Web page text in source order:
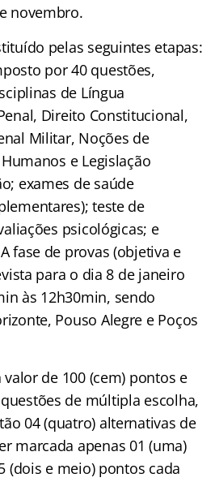
novembro.
pelas seguintes etapas:
por 40 questões,
de Língua
Direito Constitucional,
Militar, Noções de
e Legislação
exames de saúde
teste de
psicológicas; e
fase de provas (objetiva e
para o dia 8 de janeiro
às 12h30min, sendo
Pouso Alegre e Poços
de 100 (cem) pontos e
de múltipla escolha,
04 (quatro) alternativas de
marcada apenas 01 (uma)
(dois e meio) pontos cada